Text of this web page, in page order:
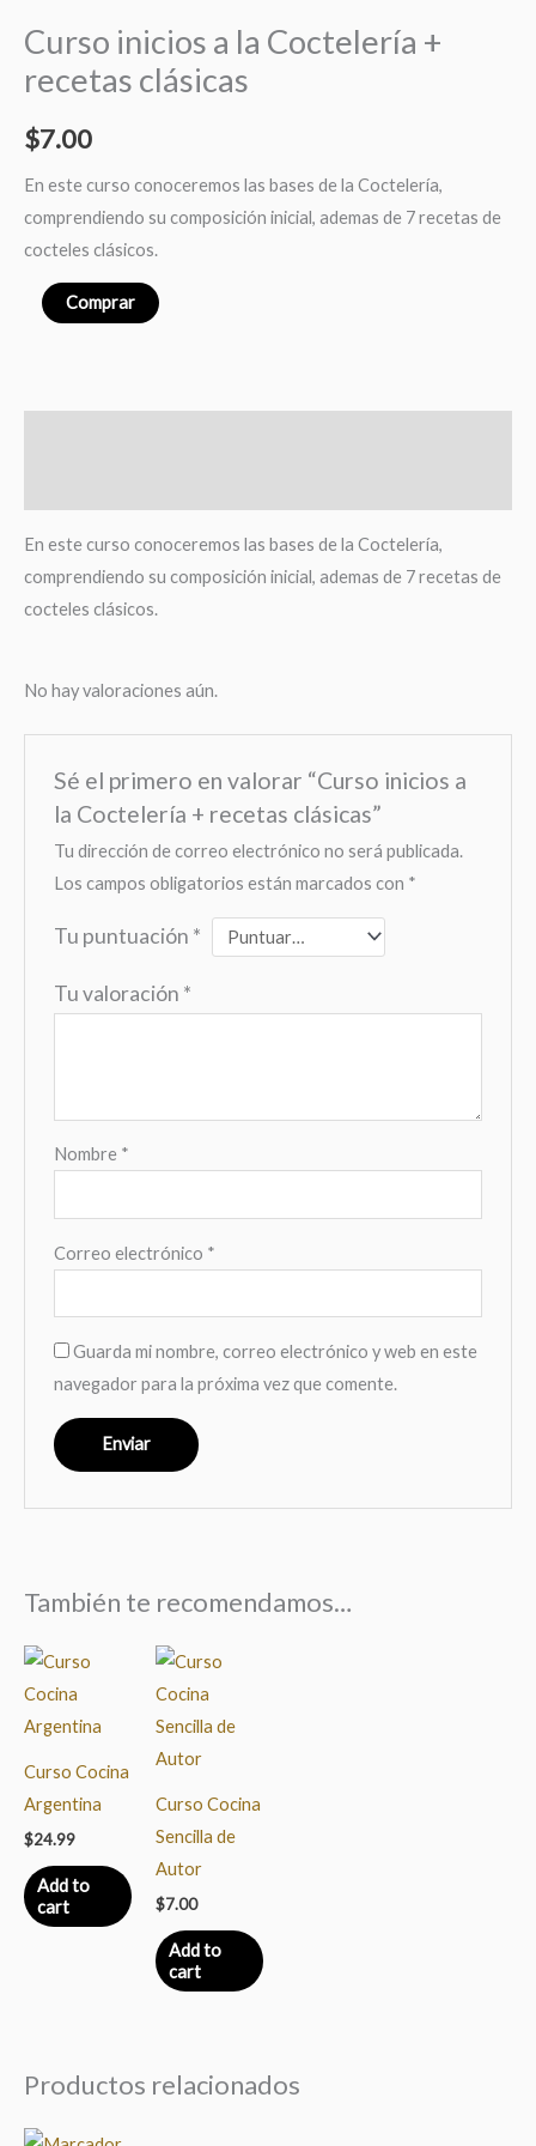
Curso inicios a la Coctelería +
recetas clásicas
$7.00
En este curso conoceremos las bases de la Coctelería,
comprendiendo su composición inicial, ademas de 7 recetas de
cocteles clásicos.
Coctelería
+
clásicas
cantidad
Comprar
En este curso conoceremos las bases de la Coctelería,
comprendiendo su composición inicial, ademas de 7 recetas de
cocteles clásicos.
No hay valoraciones aún.
Sé el primero en valorar “Curso inicios a
la Coctelería + recetas clásicas”
Tu dirección de correo electrónico no será publicada.
Los campos obligatorios están marcados con *
Tu puntuación *
Tu valoración *
Nombre *
Correo electrónico *
Guarda mi nombre, correo electrónico y web en este
navegador para la próxima vez que comente.
También te recomendamos…
Curso Cocina
Argentina
$24.99
Add to
cart
Curso Cocina
Sencilla de
Autor
$7.00
Add to
cart
Productos relacionados